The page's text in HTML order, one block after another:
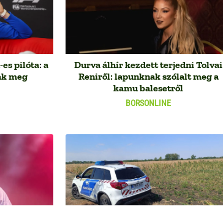
es pilóta: a
meg
BORSONLINE
Durva álhír kezdett terjedni Tolvai
Reniről: lapunknak szólalt meg a
kamu balesetről